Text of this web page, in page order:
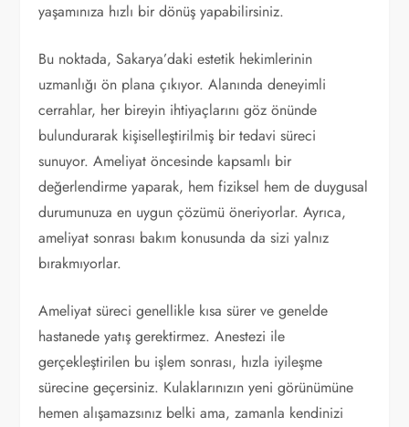
yaşamınıza hızlı bir dönüş yapabilirsiniz.
Bu noktada, Sakarya’daki estetik hekimlerinin
uzmanlığı ön plana çıkıyor. Alanında deneyimli
cerrahlar, her bireyin ihtiyaçlarını göz önünde
bulundurarak kişiselleştirilmiş bir tedavi süreci
sunuyor. Ameliyat öncesinde kapsamlı bir
değerlendirme yaparak, hem fiziksel hem de duygusal
durumunuza en uygun çözümü öneriyorlar. Ayrıca,
ameliyat sonrası bakım konusunda da sizi yalnız
bırakmıyorlar.
Ameliyat süreci genellikle kısa sürer ve genelde
hastanede yatış gerektirmez. Anestezi ile
gerçekleştirilen bu işlem sonrası, hızla iyileşme
sürecine geçersiniz. Kulaklarınızın yeni görünümüne
hemen alışamazsınız belki ama, zamanla kendinizi